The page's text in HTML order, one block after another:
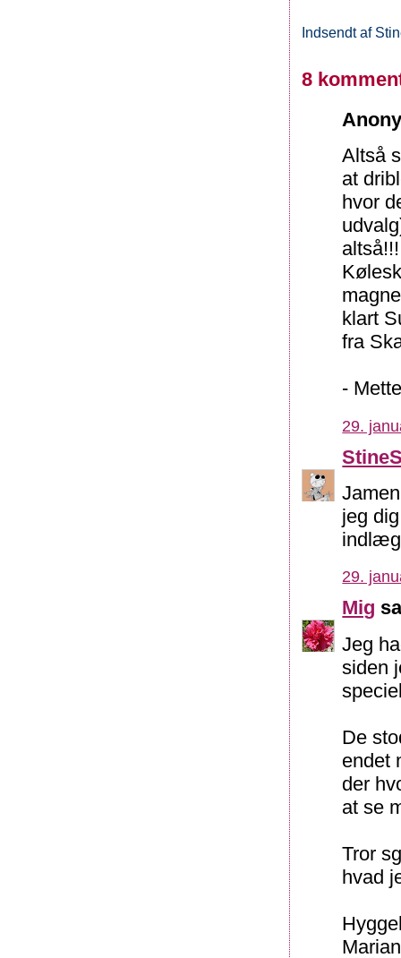
Indsendt af
8
Altså
at
hvor
altså!!!
klart
fra
-
29.
jeg
29.
Mig
Jeg
siden
De
endet
der
at se
Tror
hvad